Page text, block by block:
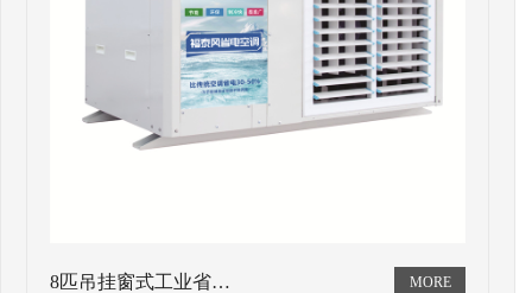
8匹吊挂窗式工业省…